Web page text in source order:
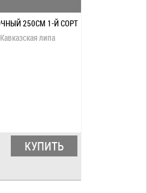
250СМ 1-Й СОРТ
Кавказская липа
КУПИТЬ